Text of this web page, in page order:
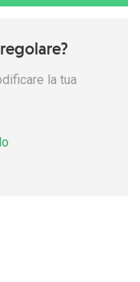
la tua